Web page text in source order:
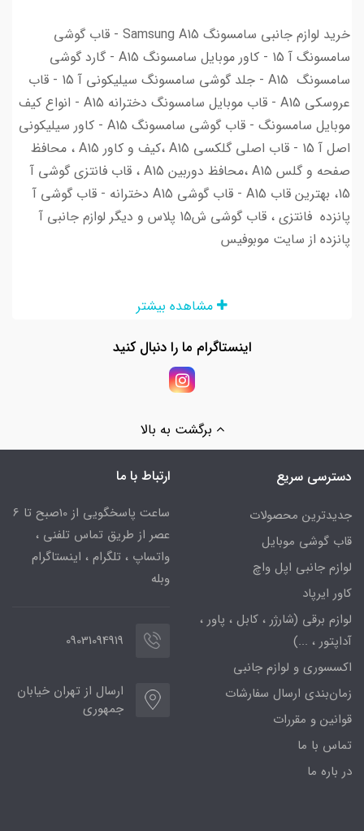
خرید لوازم جانبی سامسونگ Samsung A15 - قاب گوشی
سامسونگ آ 15 - کاور موبایل سامسونگ A15 - گارد گوشی
سامسونگ A15 - جلد گوشی سامسونگ سیلیکونی آ 15 - قاب
عروسکی A15 - قاب موبایل سامسونگ دخترانه A15 - انواع کیف
موبایل سامسونگ - قاب گوشی سامسونگ A15 - کاور سیلیکونی
اصل آ 15 - قاب اصلی گلکسی A15 ،کیف و کاور A15 ، محافظ
صفحه و گلس A15 ،محافظ دوربین A15 ، قاب فانتزی گوشی آ
15، بهترین قاب A15 - قاب گوشی A15 دخترانه - قاب گوشی آ
پانزده فانتزی ، قاب گوشی ش15 پلاس و دیگر لوازم جانبی آ
پانزده از سایت موبوفیس
مشاهده بیشتر
اینستاگرام ما را دنبال کنید
برگشت به بالا
دسترسی سریع
جدیدترین محصولات
قاب گوشی موبایل
لوازم جانبی اپل واچ
کاور ایرپاد
لوازم برقی (شارژر ، کابل ، پاور ،
آداپتور ، ...)
اکسسوری و لوازم جانبی
زمان‌بندی ارسال سفارشات
قوانین و مقررات
تماس با ما
در باره ما
ارتباط با ما
ساعت پاسخگویی از 10صبح تا 6
عصر از طریق تماس تلفنی ،
واتساپ ، تلگرام ، اینستاگرام
وبله
09031094919
ارسال از تهران خیابان
جمهوری